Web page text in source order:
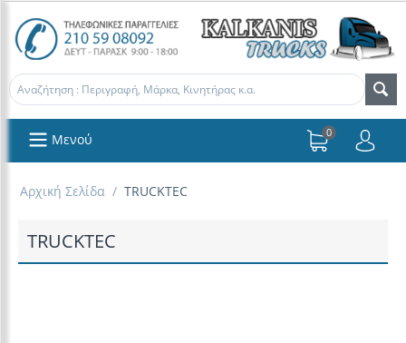
Μενού 0
Αρχική Σελίδα / TRUCKTEC
TRUCKTEC